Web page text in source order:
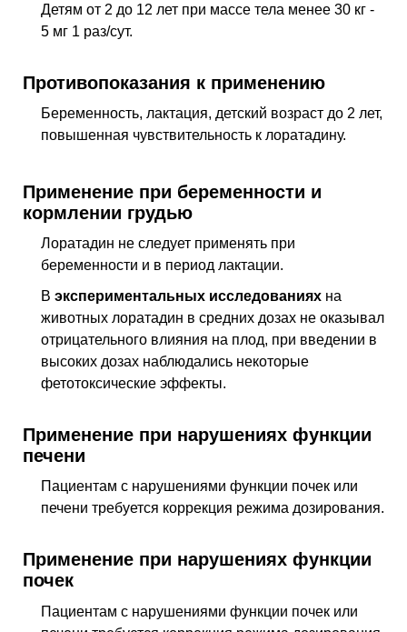
Детям от 2 до 12 лет при массе тела менее 30 кг -
5 мг 1 раз/сут.
Противопоказания к применению
Беременность, лактация, детский возраст до 2 лет,
повышенная чувствительность к лоратадину.
Применение при беременности и
кормлении грудью
Лоратадин не следует применять при
беременности и в период лактации.
В экспериментальных исследованиях на
животных лоратадин в средних дозах не оказывал
отрицательного влияния на плод, при введении в
высоких дозах наблюдались некоторые
фетотоксические эффекты.
Применение при нарушениях функции
печени
Пациентам с нарушениями функции почек или
печени требуется коррекция режима дозирования.
Применение при нарушениях функции
почек
Пациентам с нарушениями функции почек или